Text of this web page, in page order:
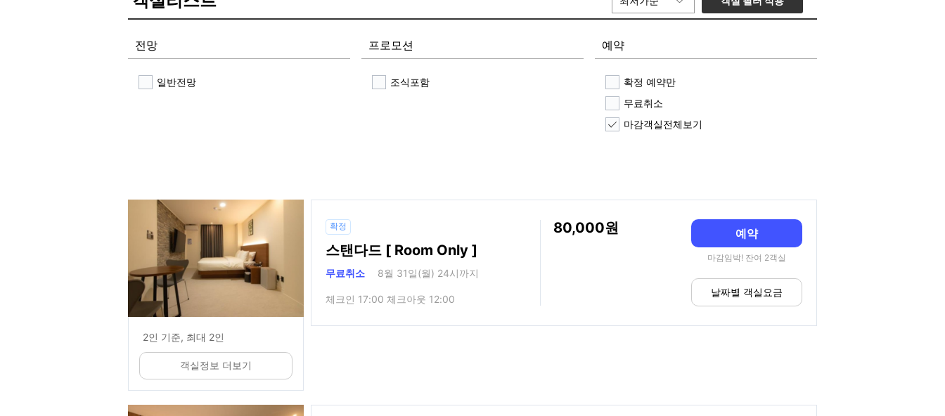
전망
일반전망
프로모션
조식포함
예약
확정 예약만
무료취소
마감객실전체보기
2인 기준, 최대 2인
객실정보 더보기
확정
스탠다드 [ Room Only ]
무료취소 8월 31일(월) 24시까지
체크인 17:00 체크아웃 12:00
80,000 예약
마감임박! 잔여 2객실
날짜별 객실요금